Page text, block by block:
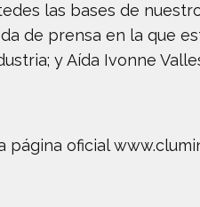
las bases de
de prensa en la que
y Aída Ivonne
oficial